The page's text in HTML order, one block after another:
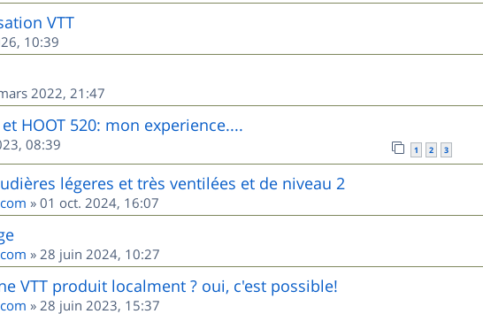
VTT
10:39
2022, 21:47
HOOT 520: mon experience....
08:39 1 2 3
légeres et très ventilées et de niveau 2
» 01 oct. 2024, 16:07
» 28 juin 2024, 10:27
VTT produit localment ? oui, c'est possible!
» 28 juin 2023, 15:37